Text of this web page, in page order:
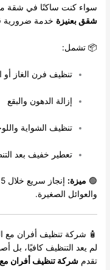
سواء كنت ساكنًا في شقة
شقق بعنيزة خدمة ضرورية
📦 تشمل:
تنظيف فرن الغاز أو
إزالة الدهون والبقع
تنظيف الشواية
تعطير خفيف بعد
🟢 ميزة:
والعوائل الصغيرة.
🧴 شركة تنظيف أفران مع
لم يعد التنظيف كافيًا، بل
تقدمشركة تنظيف أفران مع